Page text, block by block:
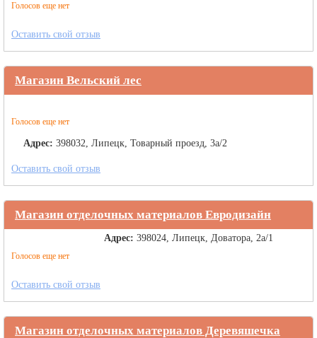
Голосов еще нет
Оставить свой отзыв
Магазин Вельский лес
Голосов еще нет
Адрес: 398032, Липецк, Товарный проезд, 3а/2
Оставить свой отзыв
Магазин отделочных материалов Евродизайн
Голосов еще нет
Адрес: 398024, Липецк, Доватора, 2а/1
Оставить свой отзыв
Магазин отделочных материалов Деревяшечка